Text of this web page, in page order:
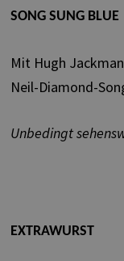
SONG SUNG BLUE
Mit Hugh
Neil-Diamond-
Unbedingt
EXTRAWURST